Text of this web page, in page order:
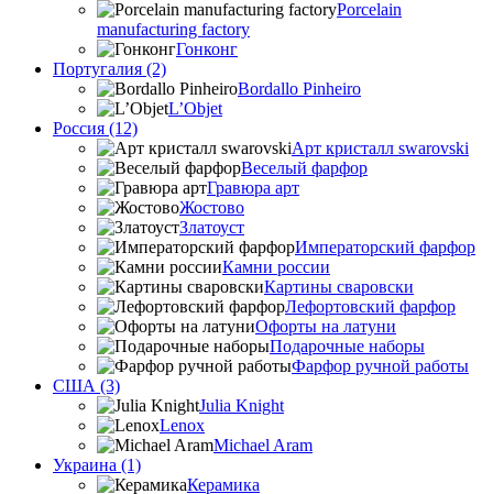
Porcelain
manufacturing factory
Гонконг
Португалия (2)
Bordallo Pinheiro
L’Objet
Россия (12)
Арт кристалл swarovski
Веселый фарфор
Гравюра арт
Жостово
Златоуст
Императорский фарфор
Камни россии
Картины сваровски
Лефортовский фарфор
Офорты на латуни
Подарочные наборы
Фарфор ручной работы
США (3)
Julia Knight
Lenox
Michael Aram
Украина (1)
Керамика